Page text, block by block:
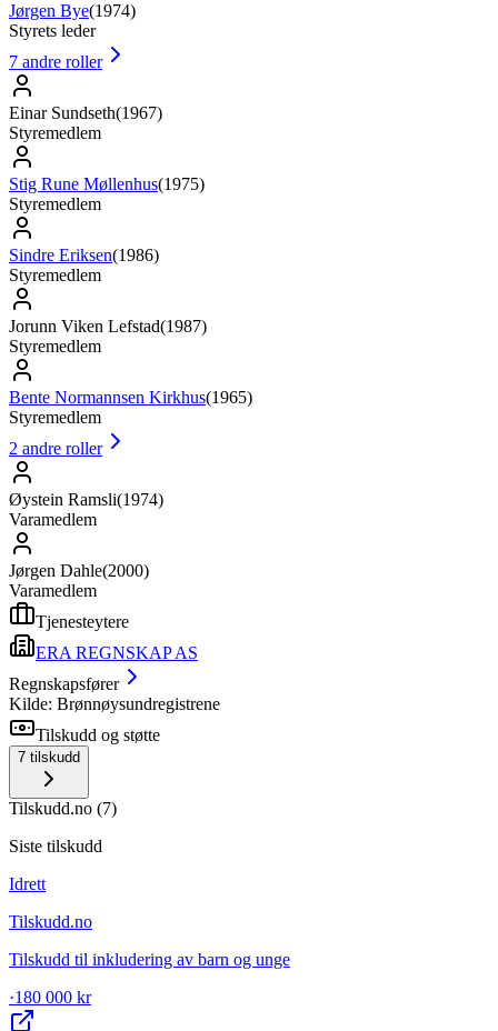
Jørgen Bye(1974)
Styrets leder
7 andre roller
Einar Sundseth(1967)
Styremedlem
Stig Rune Møllenhus(1975)
Styremedlem
Sindre Eriksen(1986)
Styremedlem
Jorunn Viken Lefstad(1987)
Styremedlem
Bente Normannsen Kirkhus(1965)
Styremedlem
2 andre roller
Øystein Ramsli(1974)
Varamedlem
Jørgen Dahle(2000)
Varamedlem
Tjenesteytere
ERA REGNSKAP AS
Regnskapsfører
Kilde: Brønnøysundregistrene
Tilskudd og støtte
7 tilskudd
Tilskudd.no (7)
Siste tilskudd
Idrett
Tilskudd.no
Tilskudd til inkludering av barn og unge
·180 000 kr